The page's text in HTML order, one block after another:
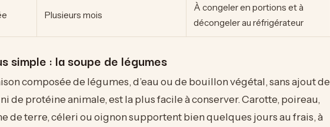
Plusieurs mois
À congeler en portions et à
décongeler au réfrigérateur
simple : la soupe de légumes
composée de légumes, d’eau ou de bouillon végétal, sans ajout de
de protéine animale, est la plus facile à conserver. Carotte, poireau,
de terre, céleri ou oignon supportent bien quelques jours au frais, à